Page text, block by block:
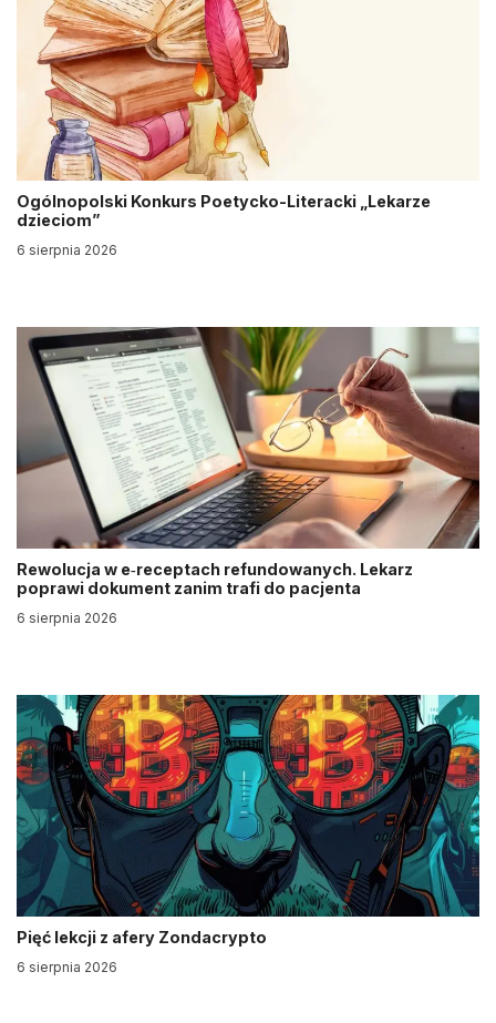
Ogólnopolski Konkurs Poetycko-Literacki „Lekarze
dzieciom”
6 sierpnia 2026
Rewolucja w e‑receptach refundowanych. Lekarz
poprawi dokument zanim trafi do pacjenta
6 sierpnia 2026
Pięć lekcji z afery Zondacrypto
6 sierpnia 2026